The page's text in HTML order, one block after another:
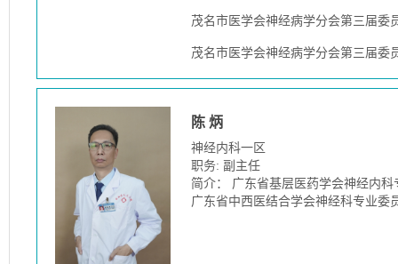
茂名市医学会神经病学分会第三届委
茂名市医学会神经病学分会第三届委
陈 炳
神经内科一区
职务: 副主任
简介： 广东省基层医药学会神经内科
广东省中西医结合学会神经科专业委